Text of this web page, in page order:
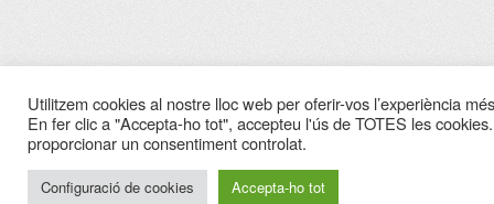
Utilitzem cookies al nostre lloc web per oferir-vos l’experiència
En fer clic a "Accepta-ho tot", accepteu l'ús de TOTES les
proporcionar un consentiment controlat.
Configuració de cookies Accepta-ho tot